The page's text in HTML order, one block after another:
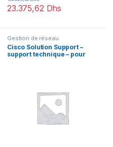
23.375,62 Dhs
Gestion de réseau
Cisco Solution Support –
support technique – pour